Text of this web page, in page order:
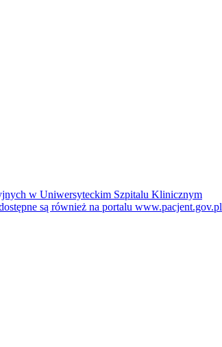
w Uniwersyteckim Szpitalu Klinicznym
są również na portalu www.pacjent.gov.pl